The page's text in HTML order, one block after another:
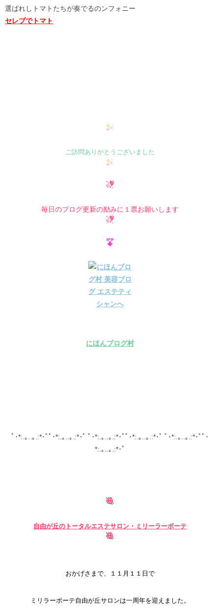
選ばれしトマトたちが奏でるのンフォニー
セレブでトマト
ご訪問ありがとうございました
毎日のブログ更新の励みに１票お願いします
にほんブログ村
ﾟ･*:.｡..｡.:*･ﾟﾟ･*:.｡..｡.:*･ﾟ ﾟ･*:.｡..｡.:*･ﾟﾟ･*:.｡..｡.:*･ﾟ ﾟ･*:.｡..｡.:*･ﾟﾟ･
*:.｡..｡.:*･ﾟ
自由が丘の トータルエステサロン・ミリーラーボーテ
おかげさまで、１１月１１日で
ミリラーボーテ自由が丘サロンは一周年を迎えました。